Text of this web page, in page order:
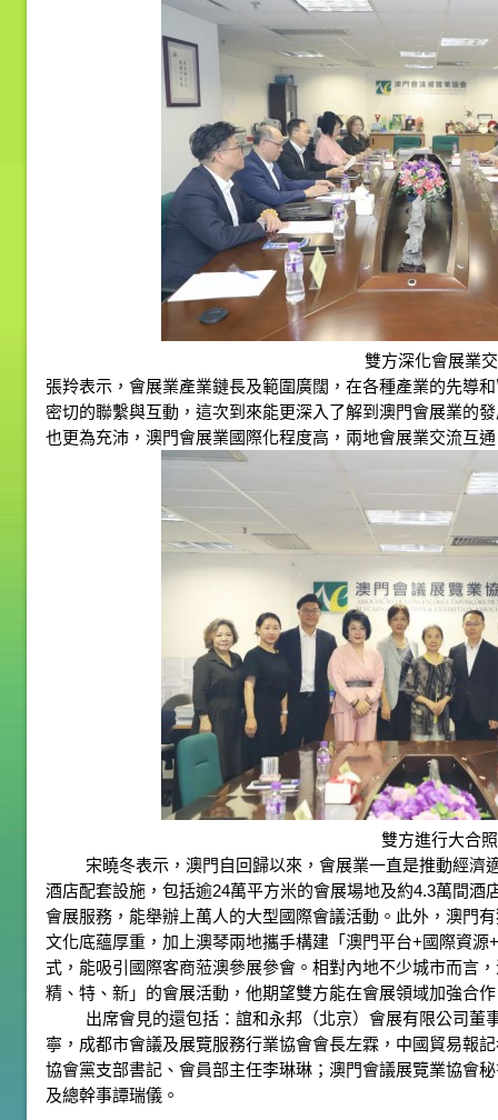
雙方深化會展業
張羚表示，會展業產業鏈長及範圍廣闊，在各種產業的先導
密切的聯繫與互動，這次到來能更深入了解到澳門會展業的
也更為充沛，澳門會展業國際化程度高，兩地會展業交流互
雙方進行大合照
宋曉冬表示，澳門自回歸以來，會展業一直是推動經濟
酒店配套設施，包括逾24萬平方米的會展場地及約4.3萬間酒
會展服務，能舉辦上萬人的大型國際會議活動。此外，澳門
文化底蘊厚重，加上澳琴兩地攜手構建「澳門平台+國際資
式，能吸引國際客商蒞澳參展參會。相對內地不少城市而言
精、特、新」的會展活動，他期望雙方能在會展領域加強合
出席會見的還包括：誼和永邦（北京）會展有限公司董
寧，成都市會議及展覽服務行業協會會長左霖，中國貿易報
協會黨支部書記、會員部主任李琳琳；澳門會議展覽業協會
及總幹事譚瑞儀。